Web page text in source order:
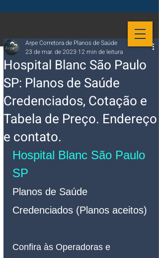
Hospital Blanc São Paulo
SP: Planos de Saúde
Credenciados, Cotação e
Tabela de Preço. Endereço
e contato.
Arpe Corretora de Planos de Saúde
23 de mar. de 2023 12 min de leitura
Hospital Blanc São Paulo
SP
Planos de Saúde
Credenciados (Planos aceitos)
Confira às Operadoras e